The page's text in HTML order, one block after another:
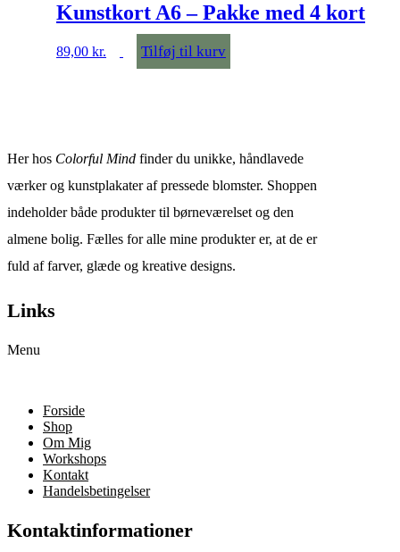
Kunstkort A6 – Pakke med 4 kort
89,00 kr. Tilføj til kurv
Her hos Colorful Mind finder du unikke, håndlavede
værker og kunstplakater af pressede blomster. Shoppen
indeholder både produkter til børneværelset og den
almene bolig. Fælles for alle mine produkter er, at de er
fuld af farver, glæde og kreative designs.
Links
Menu
Forside
Shop
Om Mig
Workshops
Kontakt
Handelsbetingelser
Kontaktinformationer